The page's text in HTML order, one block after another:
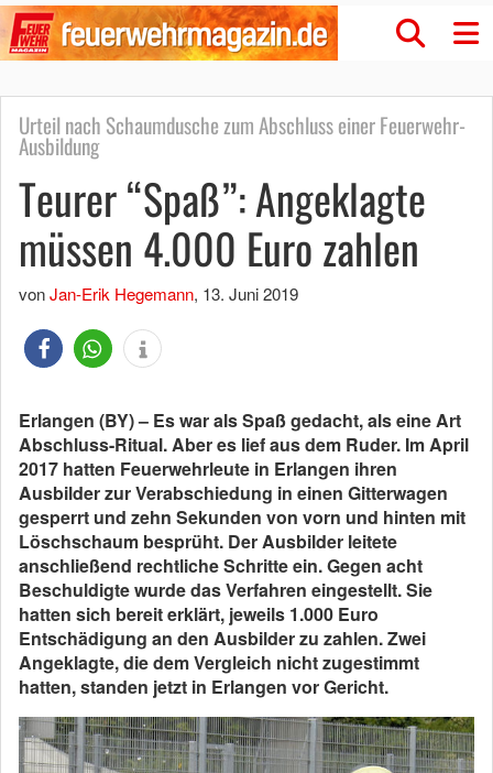
Urteil nach Schaumdusche zum Abschluss einer Feuerwehr-
Ausbildung
Teurer “Spaß”: Angeklagte
müssen 4.000 Euro zahlen
vonJan-Erik Hegemann, 13. Juni 2019
Erlangen (BY) – Es war als Spaß gedacht, als eine Art
Abschluss-Ritual. Aber es lief aus dem Ruder. Im April
2017 hatten Feuerwehrleute in Erlangen ihren
Ausbilder zur Verabschiedung in einen Gitterwagen
gesperrt und zehn Sekunden von vorn und hinten mit
Löschschaum besprüht. Der Ausbilder leitete
anschließend rechtliche Schritte ein. Gegen acht
Beschuldigte wurde das Verfahren eingestellt. Sie
hatten sich bereit erklärt, jeweils 1.000 Euro
Entschädigung an den Ausbilder zu zahlen. Zwei
Angeklagte, die dem Vergleich nicht zugestimmt
hatten, standen jetzt in Erlangen vor Gericht.